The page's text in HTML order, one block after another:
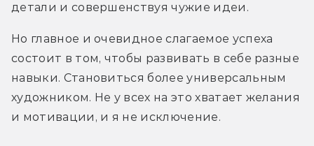
детали и совершенствуя чужие идеи.
Но главное и очевидное слагаемое успеха
состоит в том, чтобы развивать в себе разные
навыки. Становиться более универсальным
художником. Не у всех на это хватает желания
и мотивации, и я не исключение.